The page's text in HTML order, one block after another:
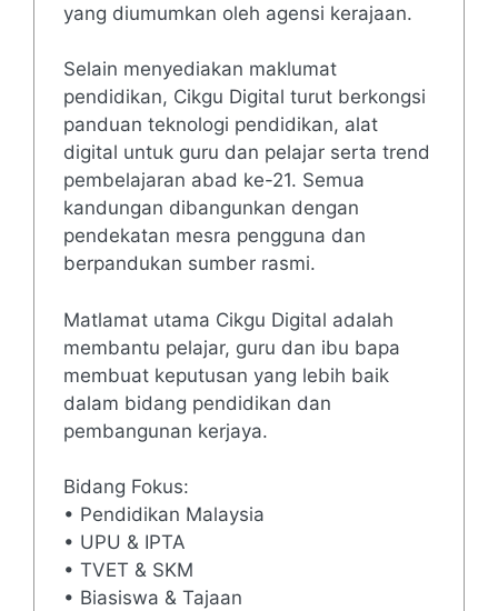
yang diumumkan oleh agensi kerajaan.
Selain menyediakan maklumat
pendidikan, Cikgu Digital turut berkongsi
panduan teknologi pendidikan, alat
digital untuk guru dan pelajar serta trend
pembelajaran abad ke-21. Semua
kandungan dibangunkan dengan
pendekatan mesra pengguna dan
berpandukan sumber rasmi.
Matlamat utama Cikgu Digital adalah
membantu pelajar, guru dan ibu bapa
membuat keputusan yang lebih baik
dalam bidang pendidikan dan
pembangunan kerjaya.
Bidang Fokus:
• Pendidikan Malaysia
• UPU & IPTA
• TVET & SKM
• Biasiswa & Tajaan